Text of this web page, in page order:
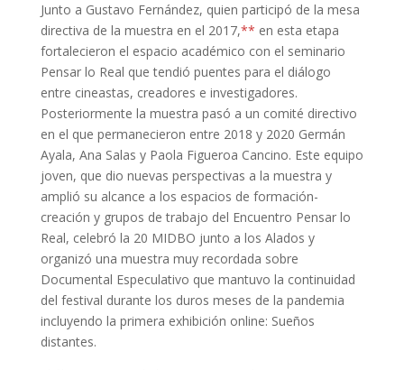
Junto a Gustavo Fernández, quien participó de la mesa
directiva de la muestra en el 2017,** en esta etapa
fortalecieron el espacio académico con el seminario
Pensar lo Real que tendió puentes para el diálogo
entre cineastas, creadores e investigadores.
Posteriormente la muestra pasó a un comité directivo
en el que permanecieron entre 2018 y 2020 Germán
Ayala, Ana Salas y Paola Figueroa Cancino. Este equipo
joven, que dio nuevas perspectivas a la muestra y
amplió su alcance a los espacios de formación-
creación y grupos de trabajo del Encuentro Pensar lo
Real, celebró la 20 MIDBO junto a los Alados y
organizó una muestra muy recordada sobre
Documental Especulativo que mantuvo la continuidad
del festival durante los duros meses de la pandemia
incluyendo la primera exhibición online: Sueños
distantes.